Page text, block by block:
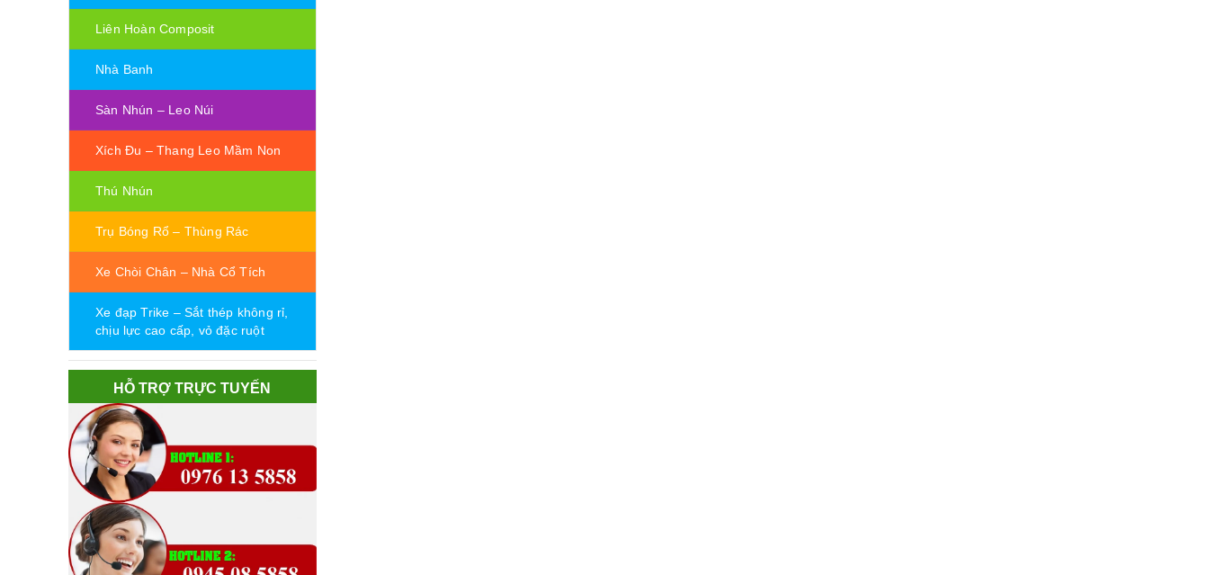
Liên Hoàn Composit
Nhà Banh
Sàn Nhún – Leo Núi
Xích Đu – Thang Leo Mầm Non
Thú Nhún
Trụ Bóng Rổ – Thùng Rác
Xe Chòi Chân – Nhà Cổ Tích
Xe đạp Trike – Sắt thép không rỉ,
chịu lực cao cấp, vỏ đặc ruột
HỖ TRỢ TRỰC TUYẾN